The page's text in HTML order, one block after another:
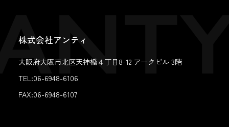
株式会社アンティ
大阪府大阪市北区天神橋４丁目8-12 アークビル 3階
TEL:06-6948-6106
FAX:06-6948-6107